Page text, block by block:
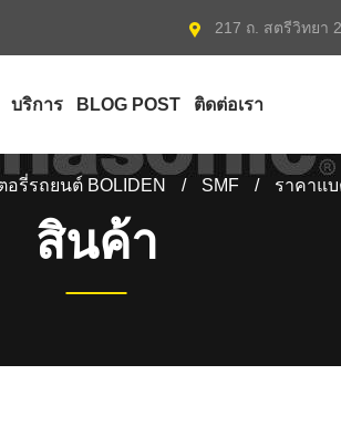
217 ถ. สตรีวิทยา
บริการ BLOG POST ติดต่อเรา
อรี่รถยนต์ BOLIDEN / SMF / ราคาแบ
สินค้า